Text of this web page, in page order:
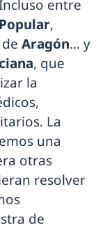
entre
,
Aragón… y
, que
la
La
una
otras
resolver
de